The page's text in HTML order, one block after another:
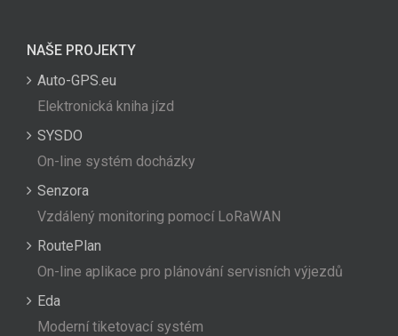
NAŠE PROJEKTY
Auto-GPS.eu
Elektronická kniha jízd
SYSDO
On-line systém docházky
Senzora
Vzdálený monitoring pomocí LoRaWAN
RoutePlan
On-line aplikace pro plánování servisních výjezdů
Eda
Moderní tiketovací systém